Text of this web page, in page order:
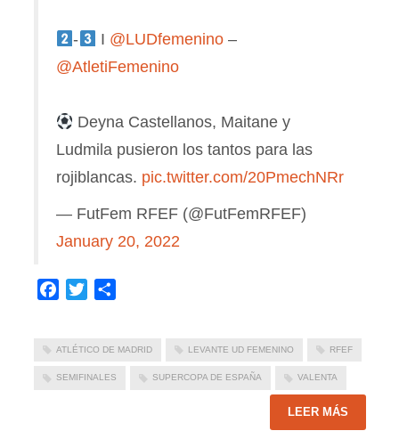
- I @LUDfemenino –
@AtletiFemenino
Deyna Castellanos, Maitane y
Ludmila pusieron los tantos para las
rojiblancas. pic.twitter.com/20PmechNRr
— FutFem RFEF (@FutFemRFEF)
January 20, 2022
Facebook
Twitter
ATLÉTICO DE MADRID LEVANTE UD FEMENINO RFEF
SEMIFINALES SUPERCOPA DE ESPAÑA VALENTA
LEER MÁS